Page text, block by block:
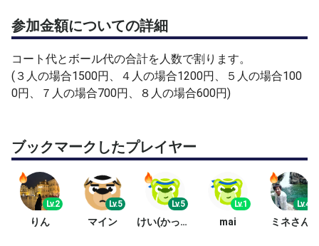
参加金額についての詳細
コート代とボール代の合計を人数で割ります。
(３人の場合1500円、４人の場合1200円、５人の場合100
0円、７人の場合700円、８人の場合600円)
ブックマークしたプレイヤー
Lv.2
りん
Lv.5
マイン
Lv.5
けい(かっさん)
Lv.1
mai
Lv.4
ミネさん